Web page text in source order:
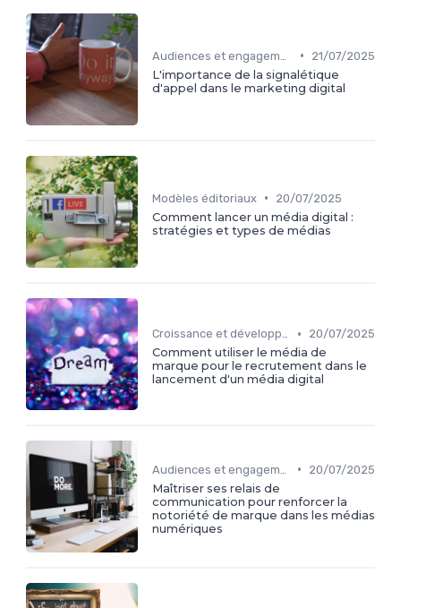
•
21/07/2025
L'importance de la signalétique
d'appel dans le marketing digital
Modèles éditoriaux •
20/07/2025
Comment lancer un média digital :
stratégies et types de médias
Croissance et développement •
20/07/2025
Comment utiliser le média de
marque pour le recrutement dans le
lancement d'un média digital
•
20/07/2025
Maîtriser ses relais de
communication pour renforcer la
notoriété de marque dans les médias
numériques